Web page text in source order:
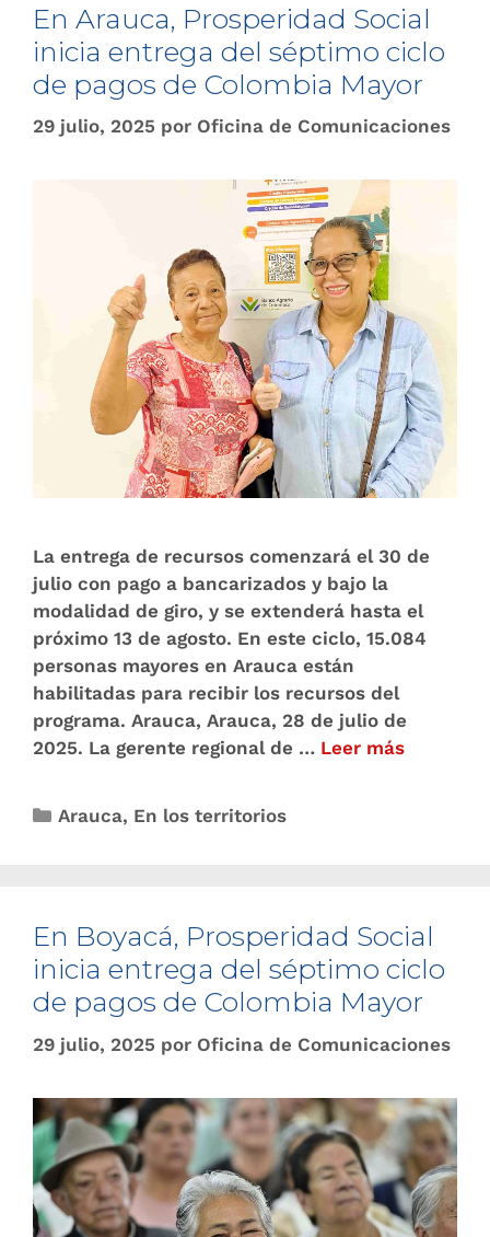
En Arauca, Prosperidad Social
inicia entrega del séptimo ciclo
de pagos de Colombia Mayor
29 julio, 2025 por Oficina de Comunicaciones
La entrega de recursos comenzará el 30 de
julio con pago a bancarizados y bajo la
modalidad de giro, y se extenderá hasta el
próximo 13 de agosto. En este ciclo, 15.084
personas mayores en Arauca están
habilitadas para recibir los recursos del
programa. Arauca, Arauca, 28 de julio de
2025. La gerente regional de … Leer más
Arauca, En los territorios
En Boyacá, Prosperidad Social
inicia entrega del séptimo ciclo
de pagos de Colombia Mayor
29 julio, 2025 por Oficina de Comunicaciones